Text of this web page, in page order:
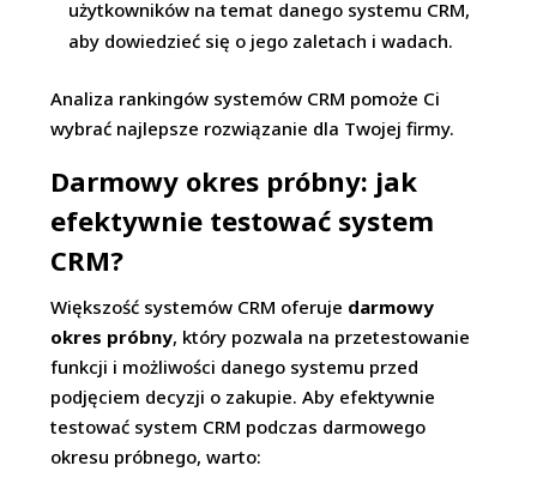
użytkowników na temat danego systemu CRM,
aby dowiedzieć się o jego zaletach i wadach.
Analiza rankingów systemów CRM pomoże Ci
wybrać najlepsze rozwiązanie dla Twojej firmy.
Darmowy okres próbny: jak
efektywnie testować system
CRM?
Większość systemów CRM oferuje darmowy
okres próbny, który pozwala na przetestowanie
funkcji i możliwości danego systemu przed
podjęciem decyzji o zakupie. Aby efektywnie
testować system CRM podczas darmowego
okresu próbnego, warto: